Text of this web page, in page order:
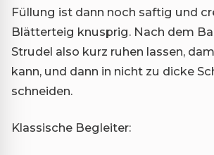
Füllung ist dann noch saftig und
Blätterteig knusprig. Nach dem
Strudel also kurz ruhen lassen,
kann, und dann in nicht zu dicke
schneiden.
Klassische Begleiter: